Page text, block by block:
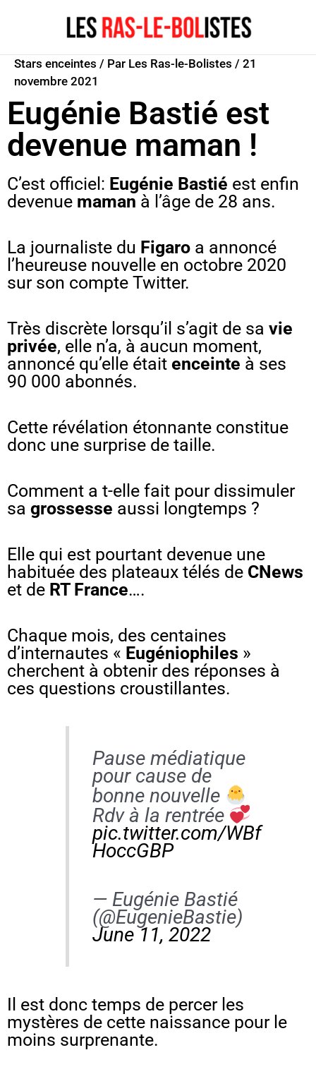
contenu
Stars enceintes / Par Les Ras-le-Bolistes / 21
novembre 2021
Eugénie Bastié est
devenue maman !
C’est officiel: Eugénie Bastié est enfin
devenue maman à l’âge de 28 ans.
La journaliste du Figaro a annoncé
l’heureuse nouvelle en octobre 2020
sur son compte Twitter.
Très discrète lorsqu’il s’agit de sa vie
privée, elle n’a, à aucun moment,
annoncé qu’elle était enceinte à ses
90 000 abonnés.
Cette révélation étonnante constitue
donc une surprise de taille.
Comment a t-elle fait pour dissimuler
sa grossesse aussi longtemps ?
Elle qui est pourtant devenue une
habituée des plateaux télés de CNews
et de RT France….
Chaque mois, des centaines
d’internautes « Eugéniophiles »
cherchent à obtenir des réponses à
ces questions croustillantes.
Pause médiatique
pour cause de
bonne nouvelle
Rdv à la rentrée
pic.twitter.com/WBf
HoccGBP
— Eugénie Bastié
(@EugenieBastie)
June 11, 2022
Il est donc temps de percer les
mystères de cette naissance pour le
moins surprenante.